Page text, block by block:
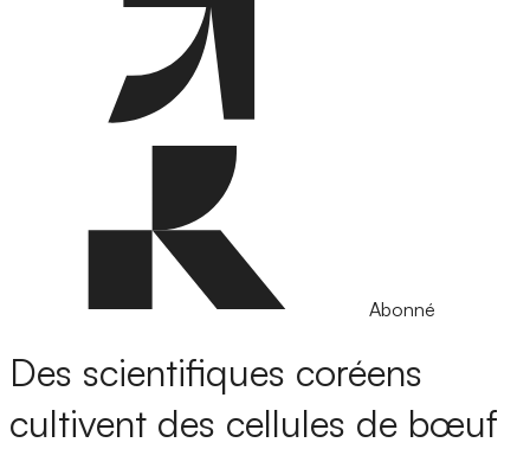
Abonné
Des scientifiques coréens
cultivent des cellules de bœuf